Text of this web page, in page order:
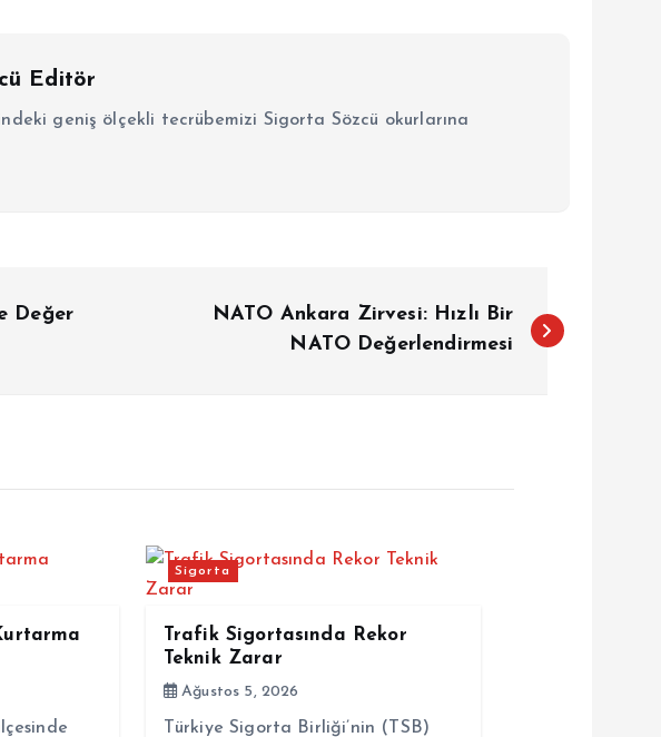
Editör
geniş ölçekli tecrübemizi Sigorta Sözcü okurlarına
Değer
NATO Ankara Zirvesi: Hızlı Bir
NATO Değerlendirmesi
Sigorta
Trafik Sigortasında Rekor
Teknik Zarar
Ağustos 5, 2026
Türkiye Sigorta Birliği’nin (TSB)